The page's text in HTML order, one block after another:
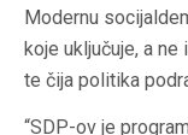
Modernu
koje uključuje, a
te čija politika
“SDP-ov je